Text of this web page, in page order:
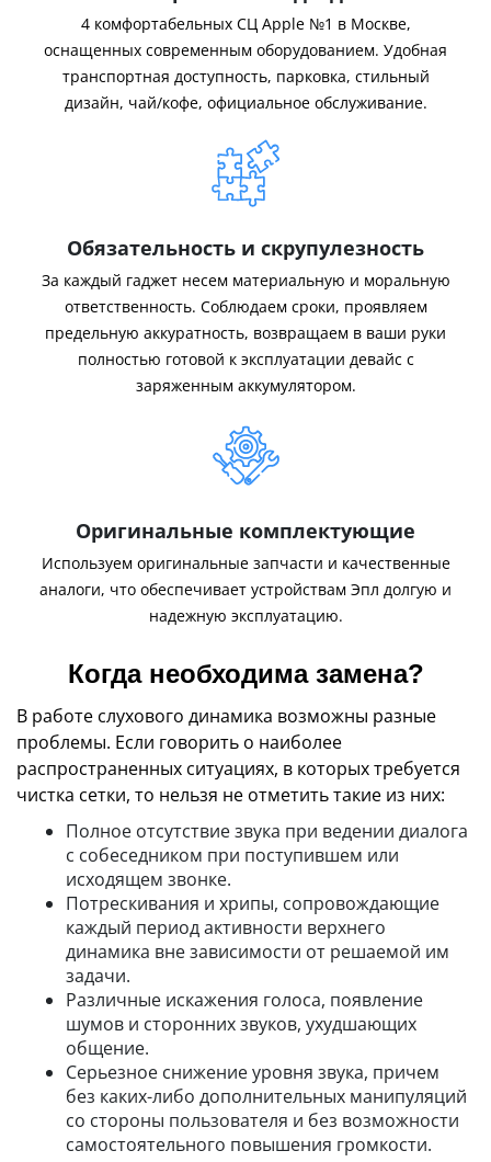
4 комфортабельных СЦ Apple №1 в Москве,
оснащенных современным оборудованием. Удобная
транспортная доступность, парковка, стильный
дизайн, чай/кофе, официальное обслуживание.
Обязательность и скрупулезность
За каждый гаджет несем материальную и моральную
ответственность. Соблюдаем сроки, проявляем
предельную аккуратность, возвращаем в ваши руки
полностью готовой к эксплуатации девайс с
заряженным аккумулятором.
Оригинальные комплектующие
Используем оригинальные запчасти и качественные
аналоги, что обеспечивает устройствам Эпл долгую и
надежную эксплуатацию.
Когда необходима замена?
В работе слухового динамика возможны разные
проблемы. Если говорить о наиболее
распространенных ситуациях, в которых требуется
чистка сетки, то нельзя не отметить такие из них:
Полное отсутствие звука при ведении диалога
с собеседником при поступившем или
исходящем звонке.
Потрескивания и хрипы, сопровождающие
каждый период активности верхнего
динамика вне зависимости от решаемой им
задачи.
Различные искажения голоса, появление
шумов и сторонних звуков, ухудшающих
общение.
Серьезное снижение уровня звука, причем
без каких-либо дополнительных манипуляций
со стороны пользователя и без возможности
самостоятельного повышения громкости.